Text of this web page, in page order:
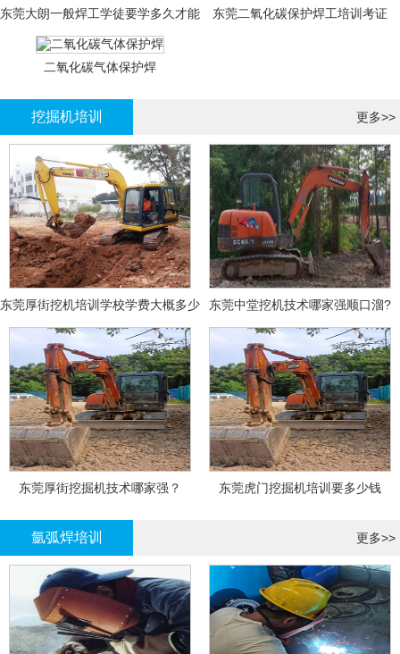
东莞大朗一般焊工学徒要学多久才能
拿证？
东莞二氧化碳保护焊工培训考证
二氧化碳气体保护焊
挖掘机培训 更多>>
东莞厚街挖机培训学校学费大概多少 东莞中堂挖机技术哪家强顺口溜?
东莞厚街挖掘机技术哪家强？ 东莞虎门挖掘机培训要多少钱
氩弧焊培训 更多>>